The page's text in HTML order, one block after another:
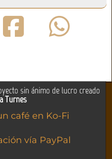
sin ánimo de lucro creado
Turnes
café en Ko-Fi
vía PayPal